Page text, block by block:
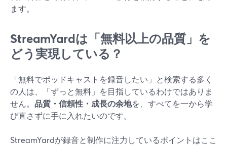
ます。
StreamYardは「無料以上の品質」を
どう実現している？
「無料でポッドキャストを録音したい」と検索する多く
の人は、「ずっと無料」を目指しているわけではありま
せん。 品質・信頼性・成長の余地を、すべてを一から学
び直さずに手に入れたいのです。
StreamYardが録音と制作に注力しているポイントはここ